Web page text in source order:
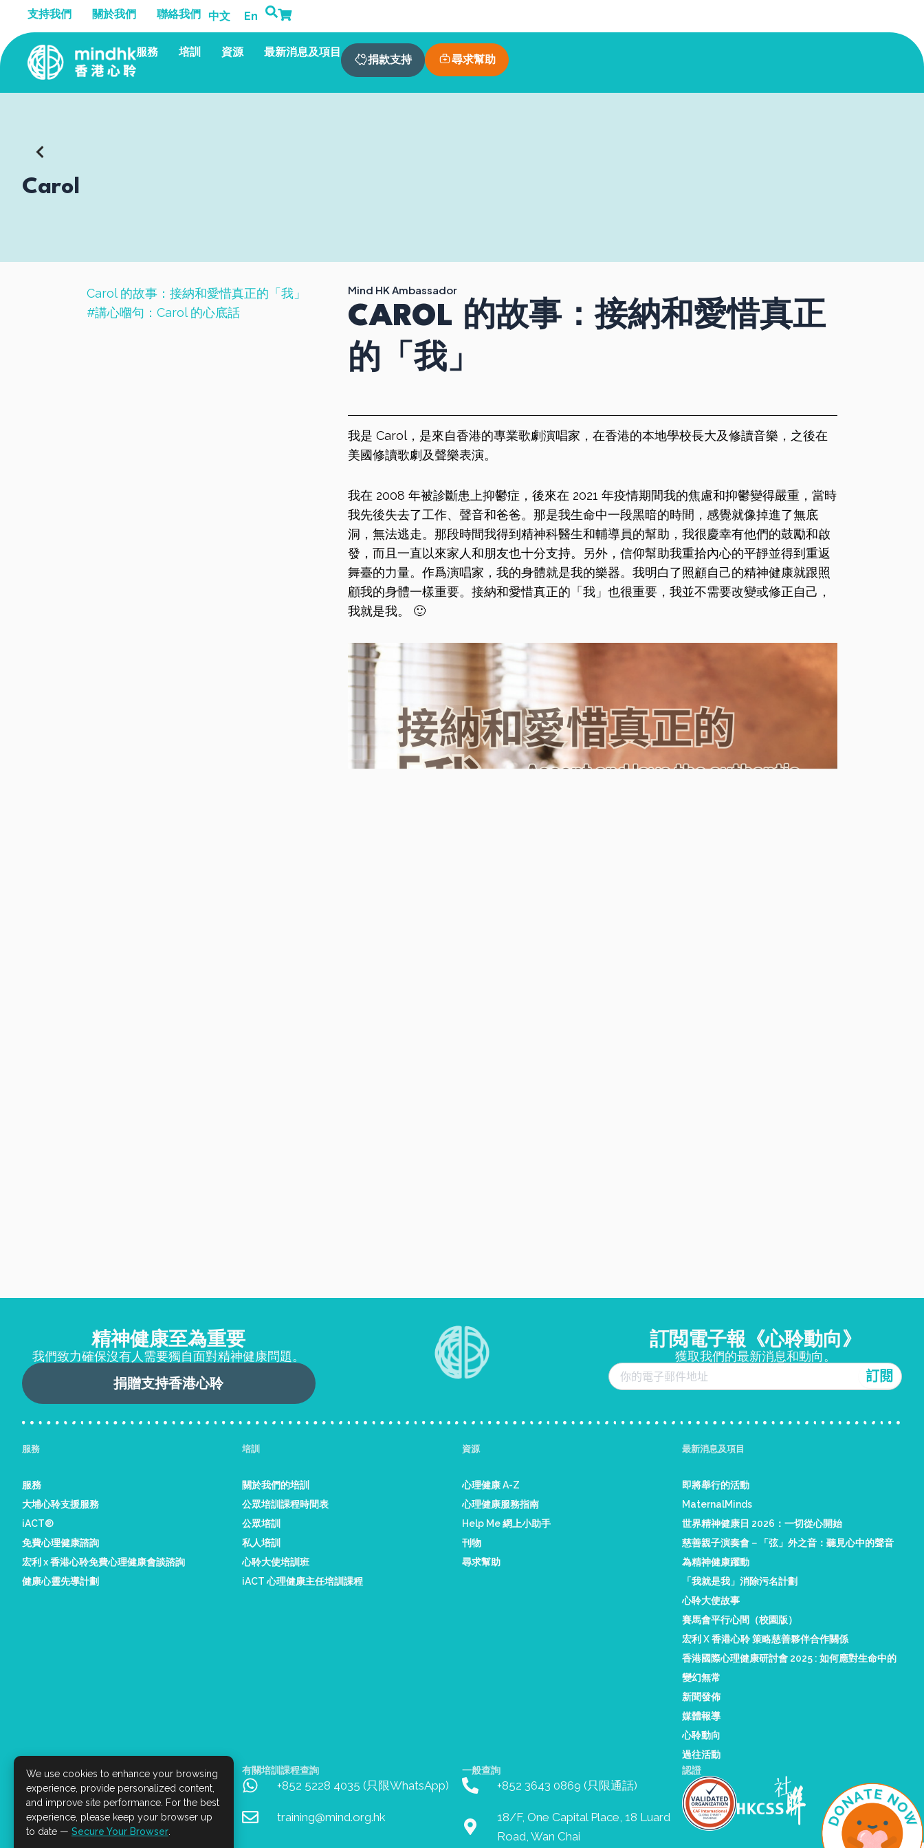
主
要
支持我們 關於我們 聯絡我們 中文 En
服務 培訓 資源 最新消息及項目 捐款支持 尋求幫助
Carol
Carol 的故事：接納和愛惜真正的「我」
#講心嗰句：Carol 的心底話
Mind HK Ambassador
CAROL 的故事：接納和愛惜真正
的「我」
我是 Carol，是來自香港的專業歌劇演唱家，在香港的本地學校長大及修讀音樂，之後在
美國修讀歌劇及聲樂表演。
我在 2008 年被診斷患上抑鬱症，後來在 2021 年疫情期間我的焦慮和抑鬱變得嚴重，當時
我先後失去了工作、聲音和爸爸。那是我生命中一段黑暗的時間，感覺就像掉進了無底
洞，無法逃走。那段時間我得到精神科醫生和輔導員的幫助，我很慶幸有他們的鼓勵和啟
發，而且一直以來家人和朋友也十分支持。另外，信仰幫助我重拾內心的平靜並得到重返
舞臺的力量。作爲演唱家，我的身體就是我的樂器。我明白了照顧自己的精神健康就跟照
顧我的身體一樣重要。接納和愛惜真正的「我」也很重要，我並不需要改變或修正自己，
我就是我。 🙂
精神健康至為重要
我們致力確保沒有人需要獨自面對精神健康問題。
捐贈支持香港心聆
訂閲電子報《心聆動向》
獲取我們的最新消息和動向。
服務
服務
大埔心聆支援服務
iACT®
免費心理健康諮詢
宏利 x 香港心聆免費心理健康會談諮詢
健康心靈先導計劃
培訓
關於我們的培訓
公眾培訓課程時間表
公眾培訓
私人培訓
心聆大使培訓班
iACT 心理健康主任培訓課程
資源
心理健康 A-Z
心理健康服務指南
Help Me 網上小助手
刊物
尋求幫助
最新消息及項目
即將舉行的活動
MaternalMinds
世界精神健康日 2026：一切從心開始
慈善親子演奏會－「弦」外之音：聽見心中的聲音
為精神健康躍動
「我就是我」消除污名計劃
心聆大使故事
賽馬會平行心間（校園版）
宏利 X 香港心聆 策略慈善夥伴合作關係
香港國際心理健康研討會 2025 : 如何應對生命中的
變幻無常
新聞發佈
媒體報導
心聆動向
過往活動
有關 iACT 服務查詢
+852 9045 5407 (只限Whatsapp)
service@iact.hk
有關培訓課程查詢
+852 5228 4035 (只限WhatsApp)
training@mind.org.hk
一般查詢
+852 3643 0869 (只限通話)
18/F, One Capital Place, 18 Luard
Road, Wan Chai
認證
We use cookies to enhance your browsing
experience, provide personalized content,
and improve site performance. For the best
experience, please keep your browser up
to date — Secure Your Browser